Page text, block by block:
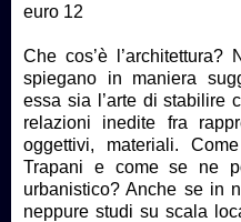
euro 12
Che cos’è
spiegano in maniera
essa sia l’arte di stabilire
relazioni inedite fra
oggettivi, materiali.
Trapani e come se ne
urbanistico? Anche se in
neppure studi su scala